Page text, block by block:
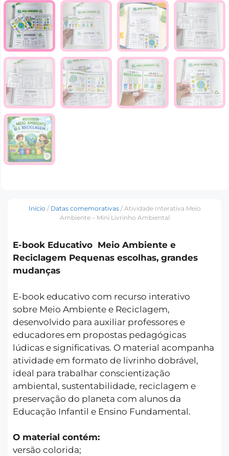
Início / Datas comemorativas/ Atividade Interativa Meio
Ambiente – Mini Livrinho Ambiental
E-book Educativo Meio Ambiente e
Reciclagem Pequenas escolhas, grandes
mudanças
E-book educativo com recurso interativo
sobre Meio Ambiente e Reciclagem,
desenvolvido para auxiliar professores e
educadores em propostas pedagógicas
lúdicas e significativas. O material acompanha
atividade em formato de livrinho dobrável,
ideal para trabalhar conscientização
ambiental, sustentabilidade, reciclagem e
preservação do planeta com alunos da
Educação Infantil e Ensino Fundamental.
O material contém:
versão colorida;